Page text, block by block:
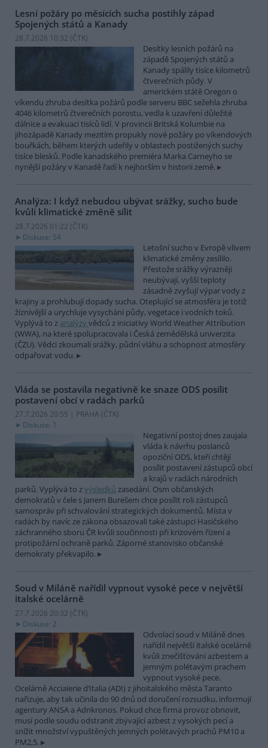
Lesní požáry po měsících sucha postihly západ
Spojených států a Kanady
28.7.2026 10:32 (ČTK)
Desítky lesních požárů na
západě Spojených států a
Kanady spálily tisíce kilometrů
čtverečních půdy. V
americkém státě Oregon o
víkendu zhruba desítka požárů podle serveru BBC sežehla zhruba
4046 kilometrů čtverečních porostu, vedla k uzavření důležité
dálnice a evakuaci tisíců lidí. V provincii Britská Kolumbie na
jihozápadě Kanady mezitím propukly nové požáry po víkendových
bouřkách, během kterých udeřily v oblastech postižených suchy
tisíce blesků. Podle kanadského premiéra Marka Carneyho se
nynější požáry v Kanadě řadí k nejhorším v historii země.
Analýza: I když nebudou ubývat srážky, sucho bude
kvůli klimatické změně sílit
28.7.2026 01:22 (ČTK)
Diskuse: 54
Letošní sucho v Evropě vlivem
klimatické změny zesílilo.
Přestože srážky výrazněji
neubývají, vyšší teploty
zásadně zvyšují výpar vody z
krajiny a prohlubují dopady sucha. Oteplující se atmosféra je totiž
žíznivější a urychluje vysychání půdy, vegetace i vodních toků.
Vyplývá to z analýzy vědců z iniciativy World Weather Attribution
(WWA), na které spolupracovala i Česká zemědělská univerzita
(ČZU). Vědci zkoumali srážky, půdní vláhu a schopnost atmosféry
odpařovat vodu.
Vláda se postavila negativně ke snaze ODS posílit
postavení obcí v radách parků
27.7.2026 20:55 | PRAHA (ČTK)
Diskuse: 1
Negativní postoj dnes zaujala
vláda k návrhu poslanců
opoziční ODS, kteří chtějí
posílit postavení zástupců obcí
a krajů v radách národních
parků. Vyplývá to zvýsledků zasedání. Osm občanských
demokratů v čele s Janem Burešem chce posílit roli zástupců
samospráv při schvalování strategických dokumentů. Místa v
radách by navíc ze zákona obsazovali také zástupci Hasičského
záchranného sboru ČR kvůli součinnosti při krizovém řízení a
protipožární ochraně parků. Záporné stanovisko občanské
demokraty překvapilo.
Soud v Miláně nařídil vypnout vysoké pece v největší
italské ocelárně
27.7.2026 20:32 (ČTK)
Diskuse: 2
Odvolací soud v Miláně dnes
nařídil největší italské ocelárně
kvůli znečišťování azbestem a
jemným polétavým prachem
vypnout vysoké pece.
Ocelárně Acciaierie d’Italia (ADI) z jihoitalského města Taranto
nařizuje, aby tak učinila do 90 dnů od doručení rozsudku, informují
agentury ANSA a Adnkronos. Pokud chce firma provoz obnovit,
musí podle soudu odstranit zbývající azbest z vysokých pecí a
snížit množství vypuštěných jemných polétavých prachů PM10 a
PM2,5.